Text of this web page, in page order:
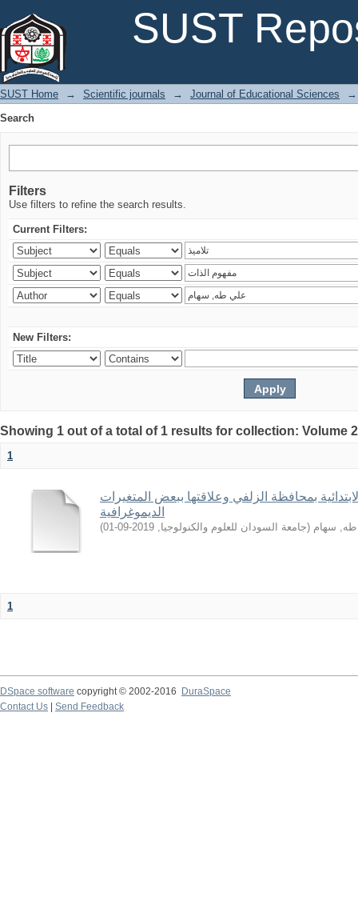
SUST
SUST Home → Scientific journals → Journal of Educational Sciences
→
Search
Filters
Use filters to refine the search results.
Current Filters:
New Filters:
Showing 1 out of a total of 1 results for collection: Volume
1
بمحافظة الزلفي وعلاقتها ببعض المتغيرات
الديموغرافية
سهام (جامعة السودان للعلوم والكنولوجيا,
2019-09-01
)
1
DSpace software copyright © 2002-2016
DuraSpace
Contact Us
Send Feedback